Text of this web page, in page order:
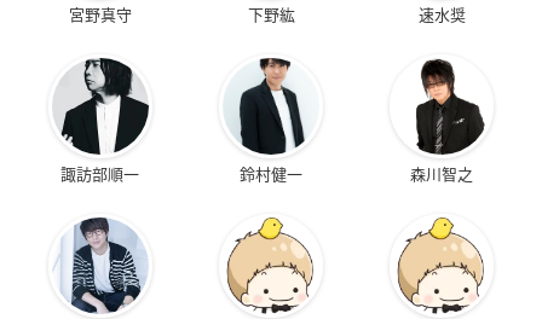
宮野真守 下野紘 速水奨
諏訪部順一 鈴村健一 森川智之